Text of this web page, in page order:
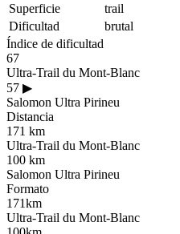
Superficie
trail
Dificultad
brutal
Índice de dificultad
67
Ultra-Trail du Mont-Blanc
57 ▶
Salomon Ultra Pirineu
Distancia
171 km
Ultra-Trail du Mont-Blanc
100 km
Salomon Ultra Pirineu
Formato
171km
Ultra-Trail du Mont-Blanc